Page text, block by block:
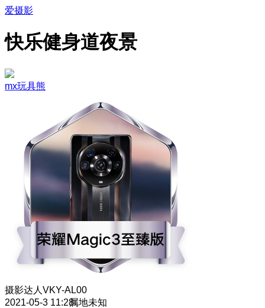
爱摄影
快乐健身道夜景
mx玩具熊
摄影达人 VKY-AL00
2021-05-3 11:28属地未知